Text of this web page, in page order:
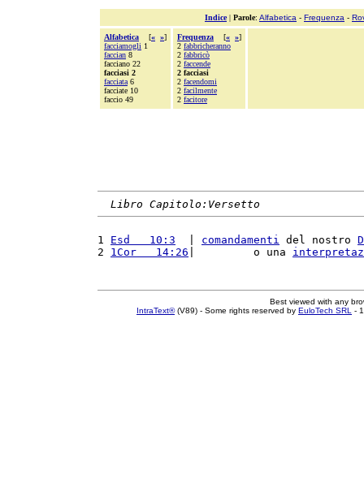
Indice| Parole: Alfabetica - Frequenza -
Alfabetica [« »]
facciamogli 1
faccian 8
facciano 22
facciasi 2
facciata 6
facciate 10
faccio 49
Frequenza [« »]
2 fabbricheranno
2 fabbricò
2 faccende
2 facciasi
2 facendomi
2 facilmente
2 facitore
Libro Capitolo:Versetto
1 Esd   10:3 comandamenti del nostro
2 1Cor   14:26 |         o una
Best viewed with any
IntraText®(V89) - Some rights reserved by EuloTech SRL -